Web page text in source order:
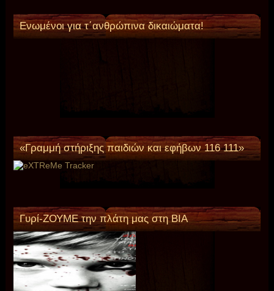
Ενωμένοι για τ΄ανθρώπινα δικαιώματα!
«Γραμμή στήριξης παιδιών και εφήβων 116 111»
Γυρί-ΖΟΥΜΕ την πλάτη μας στη ΒΙΑ